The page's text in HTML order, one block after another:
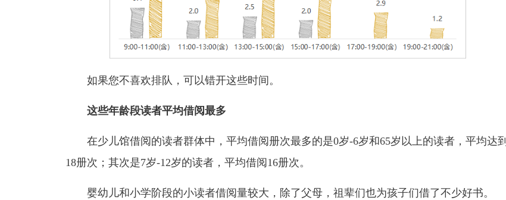
如果您不喜欢排队，可以错开这些时间。
这些年龄段读者平均借阅最多
在少儿馆借阅的读者群体中，平均借阅册次最多的是0岁-6岁和65岁以上的读者，平均达到
18册次；其次是7岁-12岁的读者，平均借阅16册次。
婴幼儿和小学阶段的小读者借阅量较大，除了父母，祖辈们也为孩子们借了不少好书。